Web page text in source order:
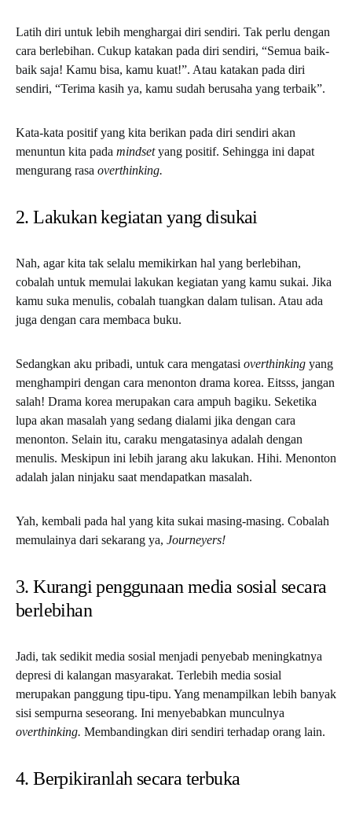
Latih diri untuk lebih menghargai diri sendiri. Tak perlu dengan
cara berlebihan. Cukup katakan pada diri sendiri, “Semua baik-
baik saja! Kamu bisa, kamu kuat!”. Atau katakan pada diri
sendiri, “Terima kasih ya, kamu sudah berusaha yang terbaik”.
Kata-kata positif yang kita berikan pada diri sendiri akan
menuntun kita pada mindsetyang positif. Sehingga ini dapat
mengurang rasa overthinking.
2. Lakukan kegiatan yang disukai
Nah, agar kita tak selalu memikirkan hal yang berlebihan,
cobalah untuk memulai lakukan kegiatan yang kamu sukai. Jika
kamu suka menulis, cobalah tuangkan dalam tulisan. Atau ada
juga dengan cara membaca buku.
Sedangkan aku pribadi, untuk cara mengatasi overthinking yang
menghampiri dengan cara menonton drama korea. Eitsss, jangan
salah! Drama korea merupakan cara ampuh bagiku. Seketika
lupa akan masalah yang sedang dialami jika dengan cara
menonton. Selain itu, caraku mengatasinya adalah dengan
menulis. Meskipun ini lebih jarang aku lakukan. Hihi. Menonton
adalah jalan ninjaku saat mendapatkan masalah.
Yah, kembali pada hal yang kita sukai masing-masing. Cobalah
memulainya dari sekarang ya, Journeyers!
3. Kurangi penggunaan media sosial secara
berlebihan
Jadi, tak sedikit media sosial menjadi penyebab meningkatnya
depresi di kalangan masyarakat. Terlebih media sosial
merupakan panggung tipu-tipu. Yang menampilkan lebih banyak
sisi sempurna seseorang. Ini menyebabkan munculnya
overthinking. Membandingkan diri sendiri terhadap orang lain.
4. Berpikiranlah secara terbuka